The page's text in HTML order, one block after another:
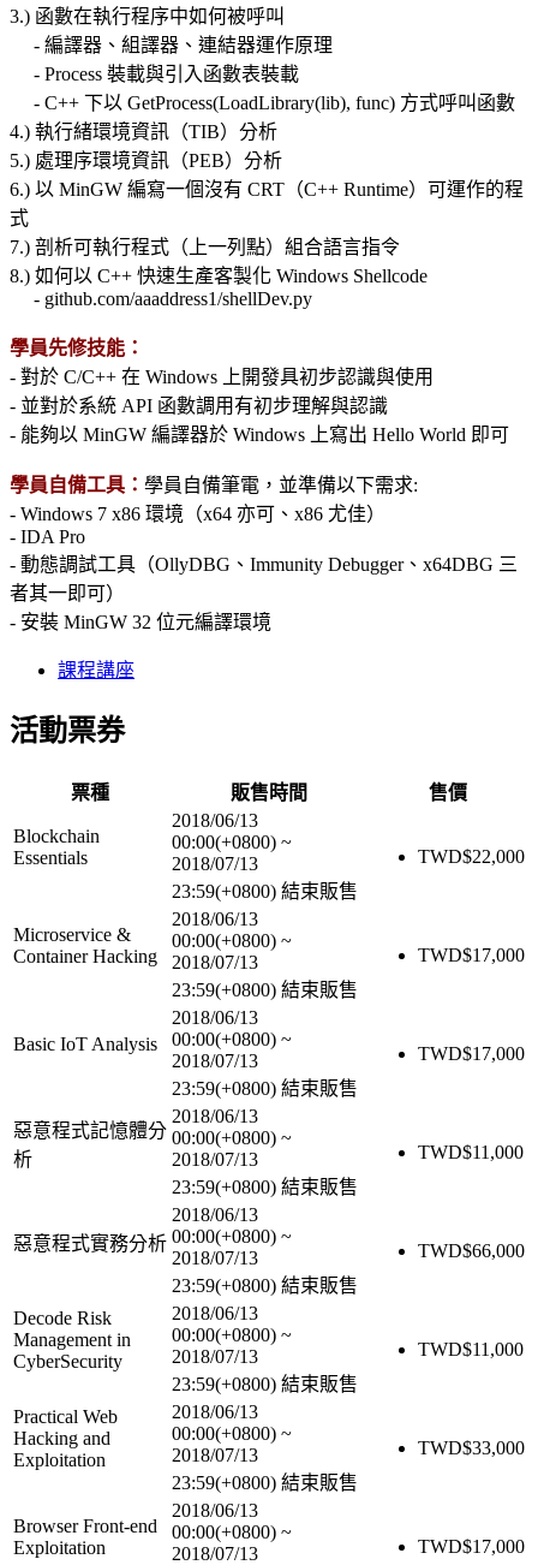
3.) 函數在執行程序中如何被呼叫
- 編譯器、組譯器、連結器運作原理
- Process 裝載與引入函數表裝載
- C++ 下以 GetProcess(LoadLibrary(lib), func) 方式呼叫函數
4.) 執行緒環境資訊（TIB）分析
5.) 處理序環境資訊（PEB）分析
6.) 以 MinGW 編寫一個沒有 CRT（C++ Runtime）可運作的程
式
7.) 剖析可執行程式（上一列點）組合語言指令
8.) 如何以 C++ 快速生產客製化 Windows Shellcode
- github.com/aaaddress1/shellDev.py
學員先修技能：
- 對於 C/C++ 在 Windows 上開發具初步認識與使用
- 並對於系統 API 函數調用有初步理解與認識
- 能夠以 MinGW 編譯器於 Windows 上寫出 Hello World 即可
學員自備工具： 學員自備筆電，並準備以下需求:
- Windows 7 x86 環境（x64 亦可、x86 尤佳）
- IDA Pro
- 動態調試工具（OllyDBG、Immunity Debugger、x64DBG 三
者其一即可）
- 安裝 MinGW 32 位元編譯環境
課程講座
活動票券
票種 販售時間 售價
Blockchain
Essentials
2018/06/13
00:00(+0800) ~
2018/07/13
23:59(+0800) 結束販售
TWD$22,000
Microservice &
Container Hacking
2018/06/13
00:00(+0800) ~
2018/07/13
23:59(+0800) 結束販售
TWD$17,000
Basic IoT Analysis
2018/06/13
00:00(+0800) ~
2018/07/13
23:59(+0800) 結束販售
TWD$17,000
惡意程式記憶體分
析
2018/06/13
00:00(+0800) ~
2018/07/13
23:59(+0800) 結束販售
TWD$11,000
惡意程式實務分析
2018/06/13
00:00(+0800) ~
2018/07/13
23:59(+0800) 結束販售
TWD$66,000
Decode Risk
Management in
CyberSecurity
2018/06/13
00:00(+0800) ~
2018/07/13
23:59(+0800) 結束販售
TWD$11,000
Practical Web
Hacking and
Exploitation
2018/06/13
00:00(+0800) ~
2018/07/13
23:59(+0800) 結束販售
TWD$33,000
Browser Front-end
Exploitation
2018/06/13
00:00(+0800) ~
2018/07/13
TWD$17,000